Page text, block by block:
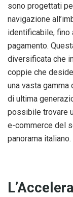
sono progettati
navigazione
identificabile, fino
pagamento.
diversificata che
coppie che
una vasta
di ultima
possibile trovare
e-commerce del
panorama italiano.